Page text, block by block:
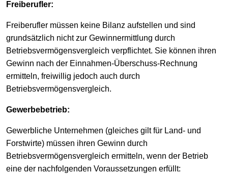
Freiberufler:
Freiberufler müssen keine Bilanz aufstellen und sind
grundsätzlich nicht zur Gewinnermittlung durch
Betriebsvermögensvergleich verpflichtet. Sie können ihren
Gewinn nach der Einnahmen-Überschuss-Rechnung
ermitteln, freiwillig jedoch auch durch
Betriebsvermögensvergleich.
Gewerbebetrieb:
Gewerbliche Unternehmen (gleiches gilt für Land- und
Forstwirte) müssen ihren Gewinn durch
Betriebsvermögensvergleich ermitteln, wenn der Betrieb
eine der nachfolgenden Voraussetzungen erfüllt: